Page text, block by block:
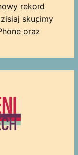
rekord
skupimy
oraz